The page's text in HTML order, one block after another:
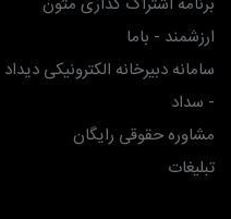
ارزشمند - باما
سامانه دبیرخانه الکترونیکی دیداد
- سداد
مشاوره حقوقی رایگان
تبلیغات